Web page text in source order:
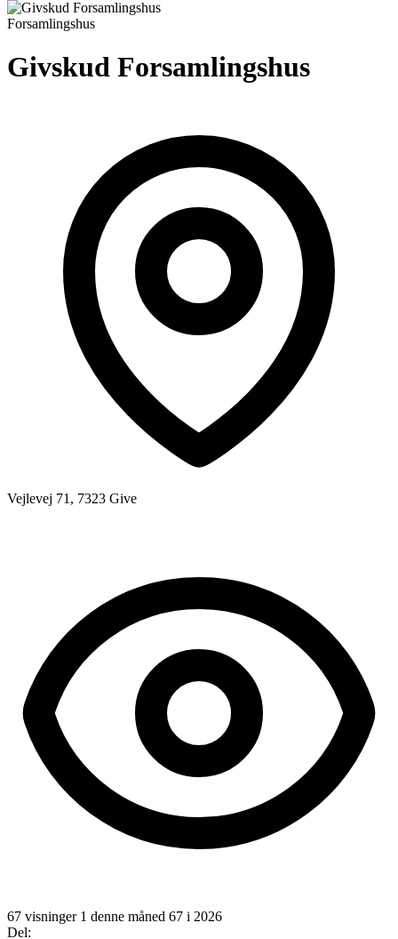
Forsamlingshus
Givskud Forsamlingshus
Vejlevej 71, 7323 Give
67 visninger 1 denne måned 67 i 2026
Del: